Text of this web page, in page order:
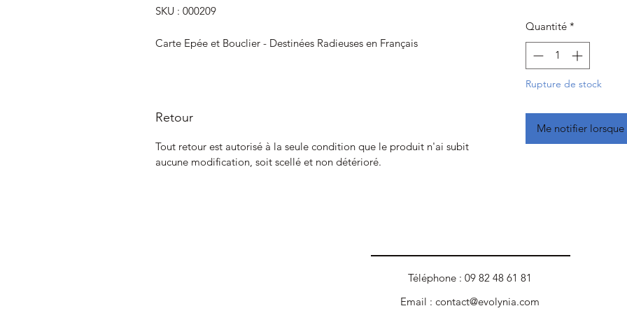
SKU : 000209
Carte Epée et Bouclier - Destinées Radieuses en Français
Retour
Tout retour est autorisé à la seule condition que le produit n'ai subit
aucune modification, soit scellé et non détérioré.
Quantité *
Rupture de stock
Me notifier
Téléphone : 09 82 48 61 81
Email : contact@evolynia.com